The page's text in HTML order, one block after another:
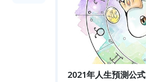
2021年人生預測公式